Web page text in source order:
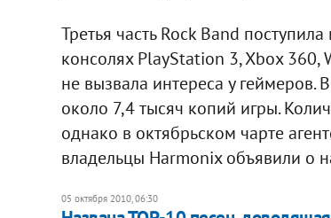
Третья часть Rock Band
консолях PlayStation 3, Xbox 360,
не вызвала интереса у
около 7,4 тысяч копий игры.
однако в октябрьском чарте
владельцы Harmonix объявили о
05 октября 2010, 06:30